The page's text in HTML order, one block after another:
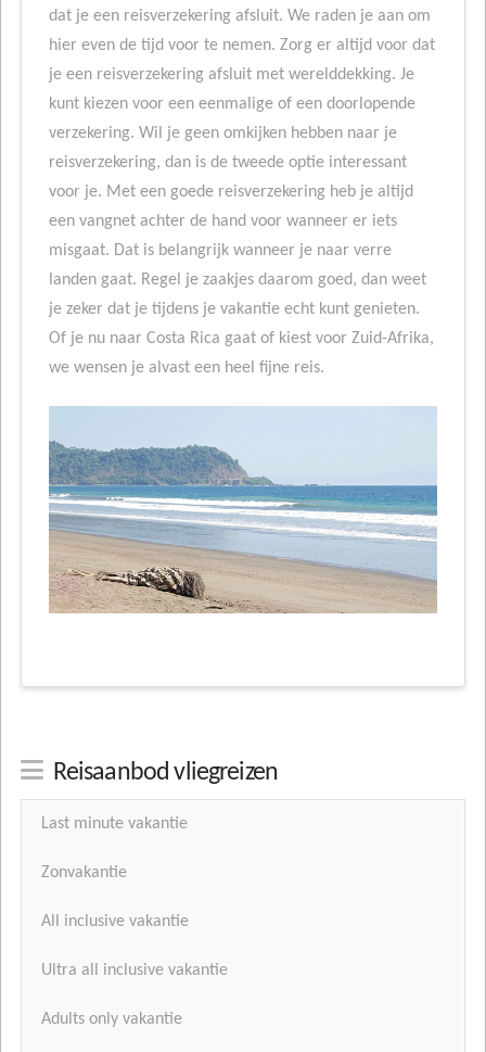
dat je een reisverzekering afsluit. We raden je aan om
hier even de tijd voor te nemen. Zorg er altijd voor dat
je een reisverzekering afsluit met werelddekking. Je
kunt kiezen voor een eenmalige of een doorlopende
verzekering. Wil je geen omkijken hebben naar je
reisverzekering, dan is de tweede optie interessant
voor je. Met een goede reisverzekering heb je altijd
een vangnet achter de hand voor wanneer er iets
misgaat. Dat is belangrijk wanneer je naar verre
landen gaat. Regel je zaakjes daarom goed, dan weet
je zeker dat je tijdens je vakantie echt kunt genieten.
Of je nu naar Costa Rica gaat of kiest voor Zuid-Afrika,
we wensen je alvast een heel fijne reis.
Reisaanbod vliegreizen
Last minute vakantie
Zonvakantie
All inclusive vakantie
Ultra all inclusive vakantie
Adults only vakantie